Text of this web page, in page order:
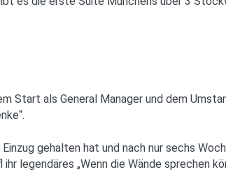
Start als General Manager und dem
gehalten hat und nach nur sechs
legendäres „Wenn die Wände sprechen